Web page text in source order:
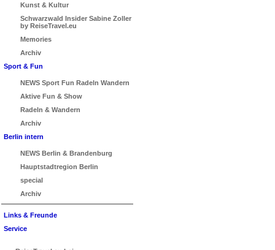
Kunst & Kultur
Schwarzwald Insider Sabine Zoller
by ReiseTravel.eu
Memories
Archiv
Sport & Fun
NEWS Sport Fun Radeln Wandern
Aktive Fun & Show
Radeln & Wandern
Archiv
Berlin intern
NEWS Berlin & Brandenburg
Hauptstadtregion Berlin
special
Archiv
Links & Freunde
Service